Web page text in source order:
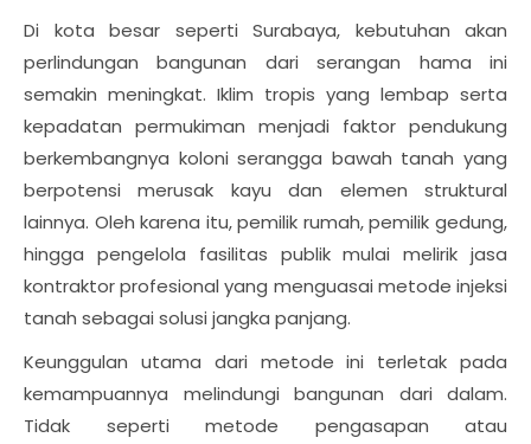
Di kota besar seperti Surabaya, kebutuhan akan
perlindungan bangunan dari serangan hama ini
semakin meningkat. Iklim tropis yang lembap serta
kepadatan permukiman menjadi faktor pendukung
berkembangnya koloni serangga bawah tanah yang
berpotensi merusak kayu dan elemen struktural
lainnya. Oleh karena itu, pemilik rumah, pemilik gedung,
hingga pengelola fasilitas publik mulai melirik jasa
kontraktor profesional yang menguasai metode injeksi
tanah sebagai solusi jangka panjang.
Keunggulan utama dari metode ini terletak pada
kemampuannya melindungi bangunan dari dalam.
Tidak seperti metode pengasapan atau